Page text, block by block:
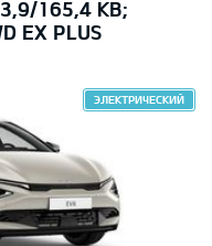
165,4 КВ;
EX PLUS
ЭЛЕКТРИЧЕСКИЙ